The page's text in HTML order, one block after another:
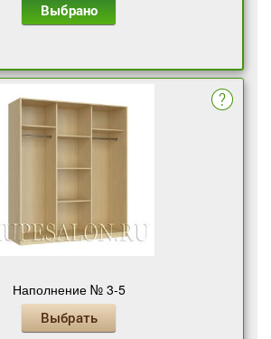
Выбрано
Наполнение № 3-5
Выбрать